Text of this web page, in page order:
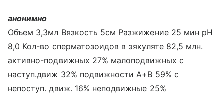
анонимно
Объем 3,3мл Вязкость 5см Разжижение 25 мин рН
8,0 Кол-во сперматозоидов в эякуляте 82,5 млн.
активно-подвижных 27% малоподвижных с
наступ.движ 32% подвижности А+В 59% с
непоступ. движ. 16% неподвижные 25%